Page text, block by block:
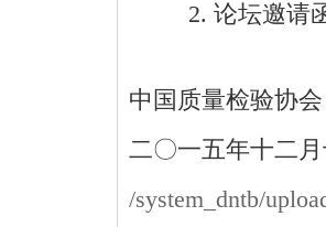
2. 论坛邀请
中国质量检验协会
二〇一五年十二
/system_dntb/